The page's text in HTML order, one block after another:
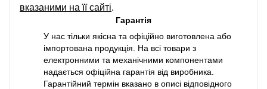
вказаними на її сайті.
Гарантія
У нас тільки якісна та офіційно виготовлена або
імпортована продукція. На всі товари з
електронними та механічними компонентами
надається офіційна гарантія від виробника.
Гарантійний термін вказано в описі відповідного